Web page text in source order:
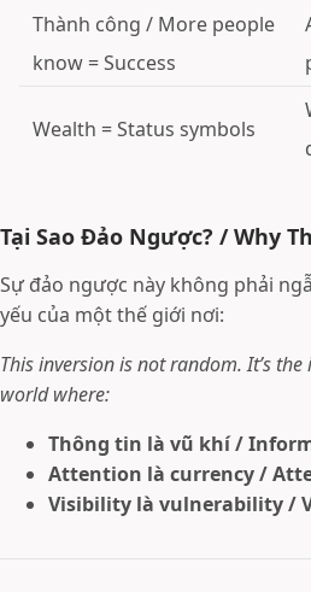
Thành công / More people
know = Success
Wealth = Status symbols
Tại Sao Đảo Ngược? / Why
Sự đảo ngược này không phải
yếu của một thế giới nơi:
This inversion is not random. It’s
world where:
Thông tin là vũ khí /
Attention là currency /
Visibility là vulnerability /